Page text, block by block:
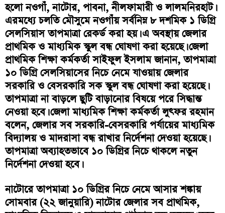
হলো নওগাঁ, নাটোর, পাবনা, নীলফামারী ও লালমনিরহাট।
এরমধ্যে চলতি মৌসুমে নওগাঁয় সর্বনিম্ন ৮ দশমিক ১ ডিগ্রি
সেলসিয়াস তাপমাত্রা রেকর্ড করা হয়। এ অবস্থায় জেলার
প্রাথমিক ও মাধ্যমিক স্কুল বন্ধ ঘোষণা করা হয়েছে। জেলা
প্রাথমিক শিক্ষা কর্মকর্তা সাইফুল ইসলাম জানান, তাপমাত্রা
১০ ডিগ্রি সেলসিয়াসের নিচে নেমে যাওয়ায় জেলার
সরকারি ও বেসরকারি সক স্কুল বন্ধ ঘোষণা করা হয়েছে।
তাপমাত্রা না বাড়লে ছুটি বাড়ানোর বিষয়ে পরে সিদ্ধান্ত
নেওয়া হবে। জেলা মাধ্যমিক শিক্ষা কর্মকর্তা লুৎফর রহমান
বলেন, জেলার সব সরকারি-বেসরকারি পর্যায়ের মাধ্যমিক
বিদ্যালয় ও মাদরাসা বন্ধ রাখার নির্দেশনা দেওয়া হয়েছে।
তাপমাত্রা অব্যাহতভাবে ১০ ডিগ্রির নিচে থাকলে নতুন
নির্দেশনা দেওয়া হবে।
নাটোরে তাপমাত্রা ১০ ডিগ্রির নিচে নেমে আসার শঙ্কায়
সোমবার (২২ জানুয়ারি) নাটোর জেলার সব প্রাথমিক,